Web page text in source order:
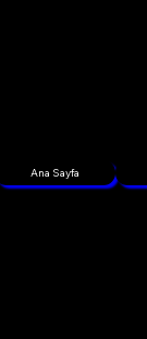
Ana Sayfa